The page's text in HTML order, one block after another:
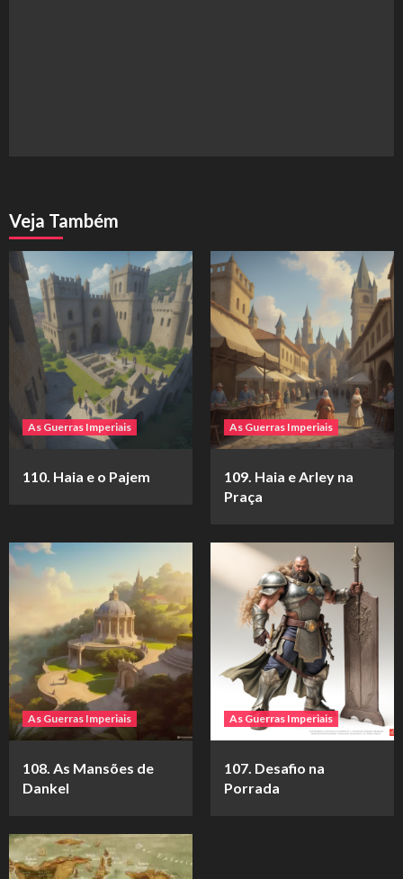
Veja Também
As Guerras Imperiais
110. Haia e o Pajem
As Guerras Imperiais
109. Haia e Arley na
Praça
As Guerras Imperiais
108. As Mansões de
Dankel
As Guerras Imperiais
107. Desafio na
Porrada